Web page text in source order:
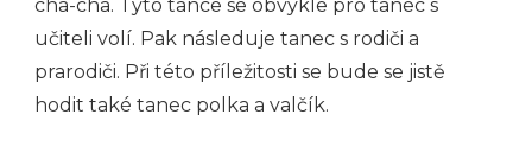
cha-cha. Tyto tance se obvykle pro tanec s
učiteli volí. Pak následuje tanec s rodiči a
prarodiči. Při této příležitosti se bude se jistě
hodit také tanec polka a valčík.